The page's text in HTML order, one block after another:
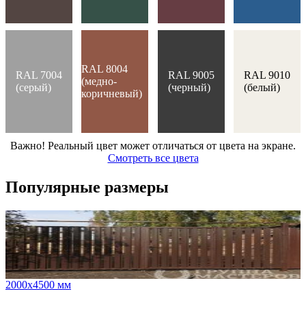
RAL 7004
(серый)
RAL 8004
(медно-
коричневый)
RAL 9005
(черный)
RAL 9010
(белый)
Важно! Реальный цвет может отличаться от цвета на экране.
Смотреть все цвета
Популярные размеры
2000х4500 мм